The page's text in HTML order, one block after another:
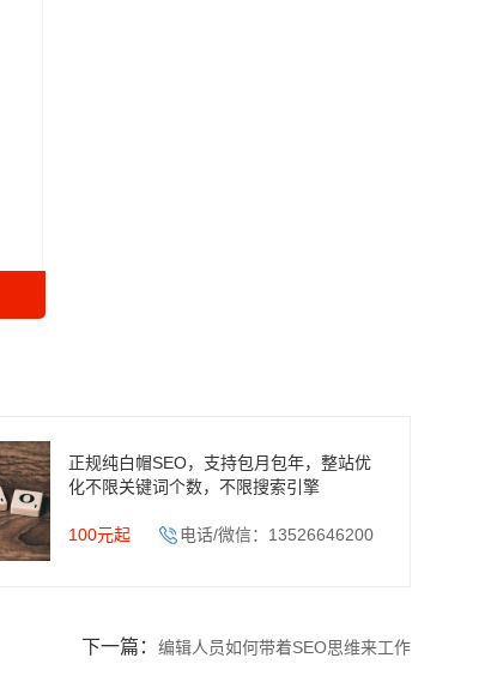
正规纯白帽SEO，支持包月包年，整站优
化不限关键词个数，不限搜索引擎
100元起 电话/微信：13526646200
下一篇： 编辑人员如何带着SEO思维来工作